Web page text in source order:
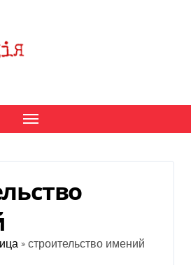
» строительство имений